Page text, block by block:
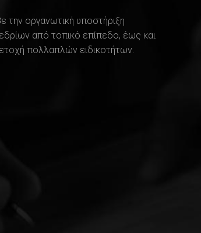
την οργανωτική υποστήριξη
από τοπικό επίπεδο, έως και
πολλαπλών ειδικοτήτων.